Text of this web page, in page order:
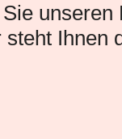
Ihnen